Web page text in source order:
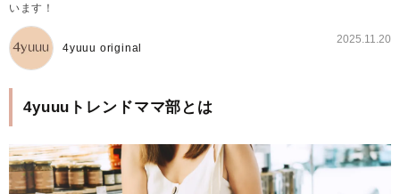
います！
4yuuu original
2025.11.20
4yuuuトレンドママ部とは